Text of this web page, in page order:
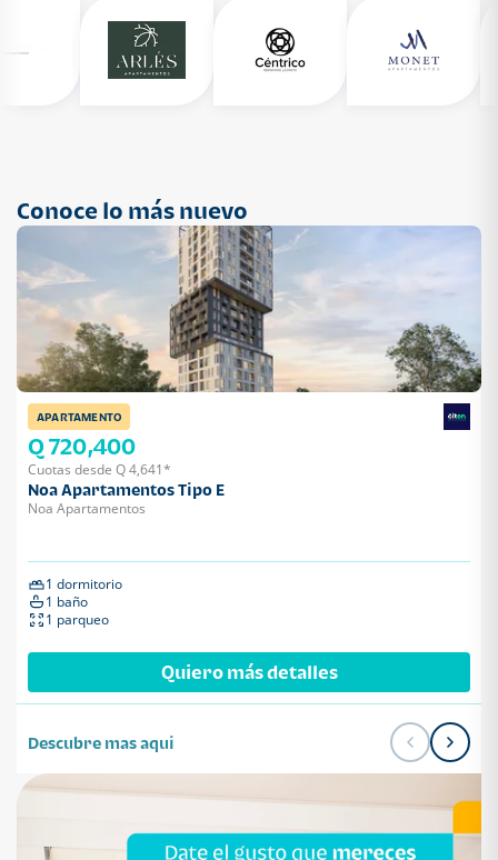
Conoce lo más nuevo
APARTAMENTO
Q 720,400
Cuotas desde Q 4,641*
Noa Apartamentos Tipo E
Noa Apartamentos
1 dormitorio
1 baño
1 parqueo
Quiero más detalles
Descubre mas aqui